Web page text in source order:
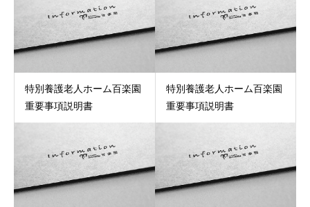
特別養護老人ホーム百楽園
重要事項説明書
特別養護老人ホーム百楽園
重要事項説明書